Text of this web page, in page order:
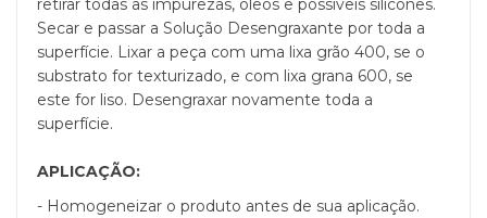
retirar todas as impurezas, óleos e possíveis silicones.
Secar e passar a Solução Desengraxante por toda a
superfície. Lixar a peça com uma lixa grão 400, se o
substrato for texturizado, e com lixa grana 600, se
este for liso. Desengraxar novamente toda a
superfície.
APLICAÇÃO:
- Homogeneizar o produto antes de sua aplicação.